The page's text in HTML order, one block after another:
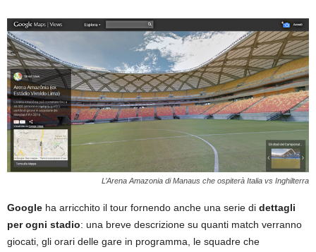
L’Arena Amazonia di Manaus che ospiterà Italia vs Inghilterra
Google ha arricchito il tour fornendo anche una serie di dettagli
per ogni stadio: una breve descrizione su quanti match verranno
giocati, gli orari delle gare in programma, le squadre che